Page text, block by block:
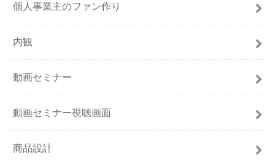
個人事業主のファン作り
内観
動画セミナー
動画セミナー視聴画面
商品設計